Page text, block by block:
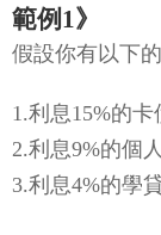
範例1》
假設你有以下
1.利息15%的卡
2.利息9%的個
3.利息4%的學